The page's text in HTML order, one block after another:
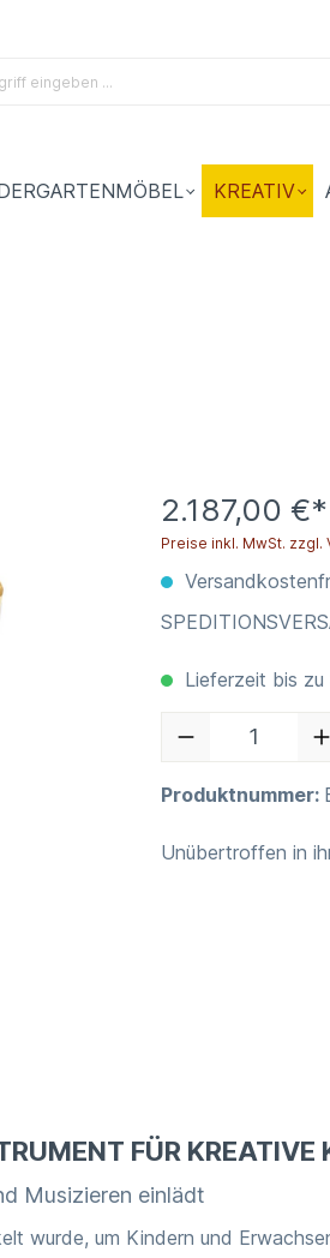
KREATIV
2.187,00 €*
Preise inkl. MwSt. zzgl.
Lieferzeit bis
Produktnummer:
Unübertroffen in
FÜR KREATIVE
Musizieren einlädt
wurde, um Kindern und